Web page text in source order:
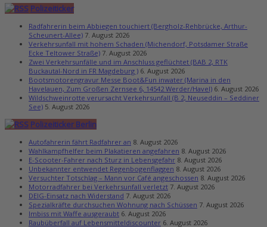
Polizeiticker
Radfahrerin beim Abbiegen touchiert (Bergholz-Rehbrücke, Arthur-
Scheunert-Allee) 7. August 2026
Verkehrsunfall mit hohem Schaden (Michendorf, Potsdamer Straße
Ecke Teltower Straße) 7. August 2026
Zwei Verkehrsunfälle und im Anschluss geflüchtet (BAB 2, RTK
Buckautal-Nord in FR Magdeburg ) 6. August 2026
Bootsmotorengravur Messe Boot&Fun inwater (Marina in den
Havelauen, Zum Großen Zernsee 6, 14542 Werder/Havel) 6. August 2026
Wildschweinrotte verursacht Verkehrsunfall (B 2, Neuseddin – Seddiner
See) 5. August 2026
Polizeiticker Berlin
Autofahrerin fährt Radfahrer an 8. August 2026
Wahlkampfhelfer beim Plakatieren angefahren 8. August 2026
E-Scooter-Fahrer nach Sturz in Lebensgefahr 8. August 2026
Unbekannter entwendet Regenbogenflaggen 8. August 2026
Versuchter Totschlag – Mann vor Café angeschossen 8. August 2026
Motorradfahrer bei Verkehrsunfall verletzt 7. August 2026
DEIG-Einsatz nach Widerstand 7. August 2026
Spezialkräfte durchsuchen Wohnung nach Schüssen 7. August 2026
Imbiss mit Waffe ausgeraubt 6. August 2026
Raubüberfall auf Lebensmitteldiscounter 6. August 2026